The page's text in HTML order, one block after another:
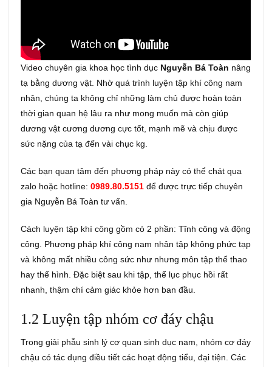
Video chuyên gia khoa học tình dục Nguyễn Bá Toàn nâng
tạ bằng dương vật. Nhờ quá trình luyện tập khí công nam
nhân, chúng ta không chỉ những làm chủ được hoàn toàn
thời gian quan hệ lâu ra như mong muốn mà còn giúp
dương vật cương dương cực tốt, mạnh mẽ và chịu được
sức nặng của tạ đến vài chục kg.
Các bạn quan tâm đến phương pháp này có thể chát qua
zalo hoặc hotline:0989.80.5151 để được trực tiếp chuyên
gia Nguyễn Bá Toàn tư vấn.
Cách luyện tập khí công gồm có 2 phần: Tĩnh công và động
công. Phương pháp khí công nam nhân tập không phức tạp
và không mất nhiều công sức như nhưng môn tập thể thao
hay thể hình. Đặc biệt sau khi tập, thể lục phục hồi rất
nhanh, thậm chí cảm giác khỏe hơn ban đầu.
1.2 Luyện tập nhóm cơ đáy chậu
Trong giải phẫu sinh lý cơ quan sinh dục nam, nhóm cơ đáy
chậu có tác dụng điều tiết các hoạt động tiểu, đại tiện. Các